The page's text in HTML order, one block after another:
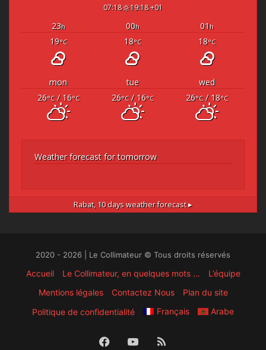
07:18 19:18 +01
23h 00h 01 h
19°C 18°C 18°C
mon tue
wed
26°C/ 16°C 26°C/ 16°C 26°C/ 18°C
Weather forecast for tomorrow
Rabat, 10 days weather forecast ▸
2020 - 2026 | Le Collimateur © Tous droits réservés
Accueil Le Collimateur, en quelques mots …
L’équipe
Mentions légales
Contactez Nous
Plan du site
Politique de confidentialité
Français Arabe
FacebookYouTube